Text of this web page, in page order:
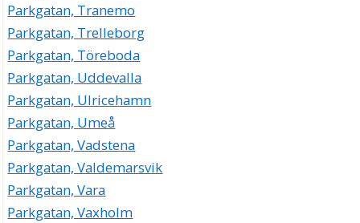
Parkgatan, Tranemo
Parkgatan, Trelleborg
Parkgatan, Töreboda
Parkgatan, Uddevalla
Parkgatan, Ulricehamn
Parkgatan, Umeå
Parkgatan, Vadstena
Parkgatan, Valdemarsvik
Parkgatan, Vara
Parkgatan, Vaxholm